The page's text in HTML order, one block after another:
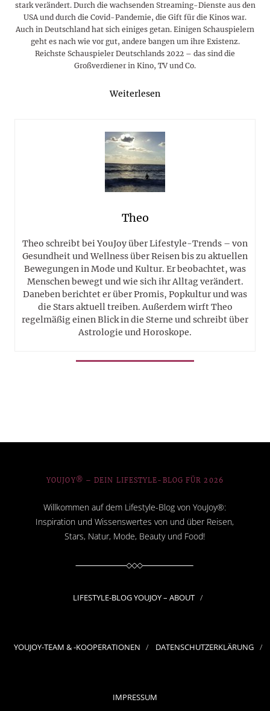
stark verändert. Durch die wachsenden Streaming-Dienste aus den
USA und durch die Covid-Pandemie, die Gift für die Kinos war.
Auch in Deutschland hat sich einiges getan. Einigen Schauspielern
geht es nach wie vor gut, andere bangen um ihre Existenz.
Reichste Schauspieler Deutschlands 2022 – das sind die
Großverdiener in Kino, TV und Co.
Weiterlesen
Theo
Theo schreibt bei YouJoy über Lifestyle-Trends – von
Gesundheit und Wellness über Reisen bis zu aktuellen
Bewegungen in Mode und Kultur. Er beobachtet, was
Menschen bewegt und wie sich ihr Alltag verändert.
Daneben berichtet er über Promis, Popkultur und was
die Stars aktuell treiben. Außerdem wirft Theo
regelmäßig einen Blick in die Sterne und schreibt über
Astrologie und Horoskope.
YOUJOY® – DEIN LIFESTYLE-BLOG FÜR 2026
Willkommen auf dem Lifestyle-Blog von YouJoy®:
Inspiration und Wissenswertes von und über Reisen,
Stars, Natur, Mode, Beauty und Food!
LIFESTYLE-BLOG YOUJOY – ABOUT
YOUJOY-TEAM & -KOOPERATIONEN DATENSCHUTZERKLÄRUNG
IMPRESSUM